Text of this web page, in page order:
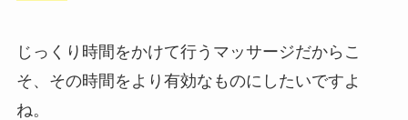
じっくり時間をかけて行うマッサージだからこ
そ、その時間をより有効なものにしたいですよ
ね。